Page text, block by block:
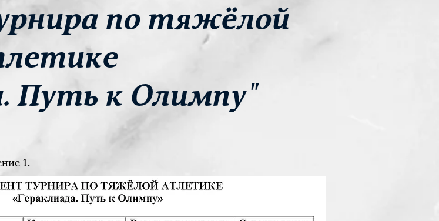
по тяжёлой
Путь к Олимпу"
1.